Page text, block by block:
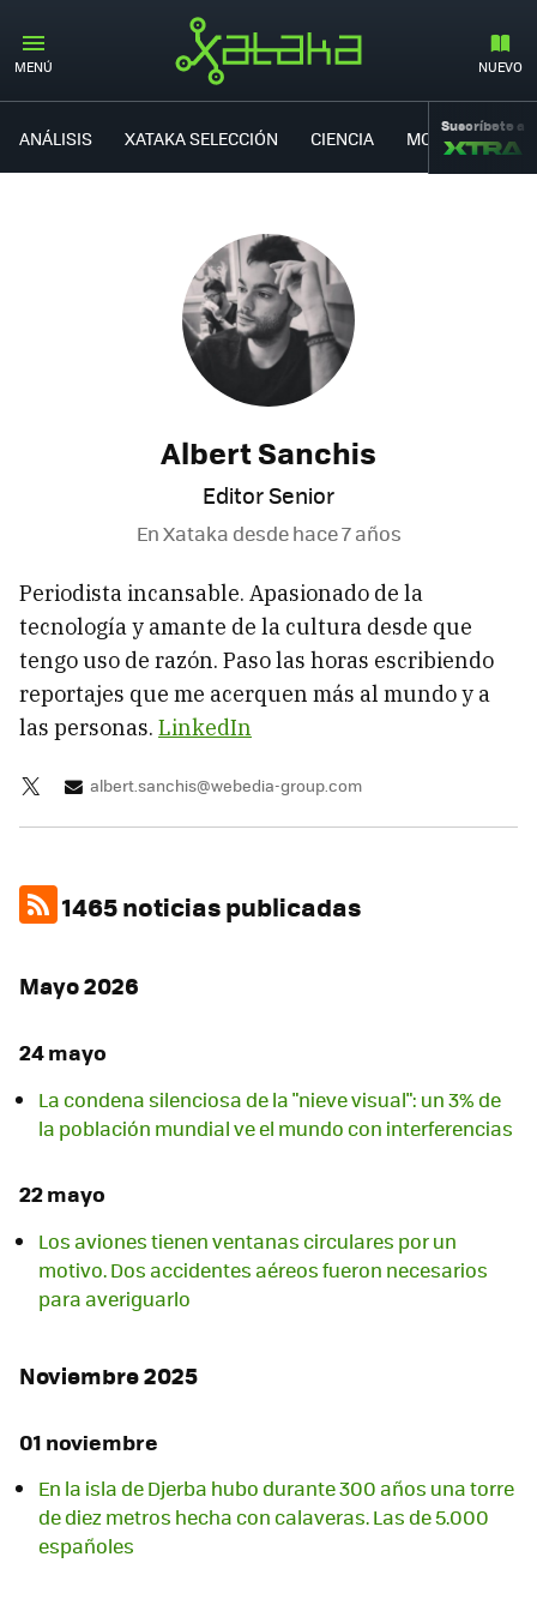
MENÚ NUEVO
ANÁLISIS XATAKA SELECCIÓN CIENCIA MOVILIDAD
Suscríbete a
Albert Sanchis
Editor Senior
En Xataka desdehace 7 años
Periodista incansable. Apasionado de la
tecnología y amante de la cultura desde que
tengo uso de razón. Paso las horas escribiendo
reportajes que me acerquen más al mundo y a
las personas. LinkedIn
albert.sanchis@webedia-group.com
1465 noticias publicadas
Mayo 2026
24 mayo
La condena silenciosa de la "nieve visual": un 3% de
la población mundial ve el mundo con interferencias
22 mayo
Los aviones tienen ventanas circulares por un
motivo. Dos accidentes aéreos fueron necesarios
para averiguarlo
Noviembre 2025
01 noviembre
En la isla de Djerba hubo durante 300 años una torre
de diez metros hecha con calaveras. Las de 5.000
españoles